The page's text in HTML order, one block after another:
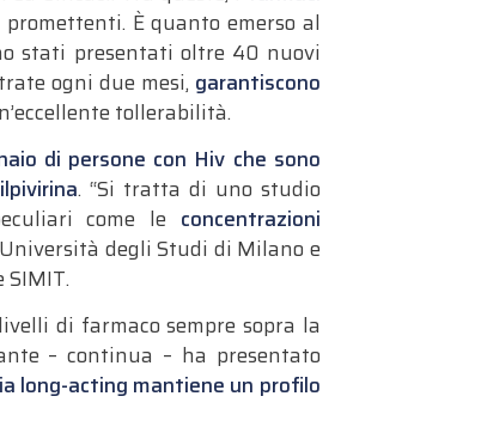
È quanto emerso al
stati presentati oltre 40 nuovi
ogni due mesi, garantiscono
tollerabilità.
di persone con Hiv che sono
. “Si tratta di uno studio
come le concentrazioni
degli Studi di Milano e
SIMIT.
di farmaco sempre sopra la
– continua – ha presentato
long-acting mantiene un profilo